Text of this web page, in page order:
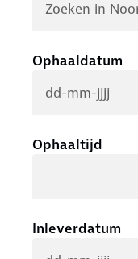
Ophaaldatum
Ophaaltijd
Inleverdatum